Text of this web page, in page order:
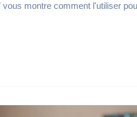
montre comment l'utiliser